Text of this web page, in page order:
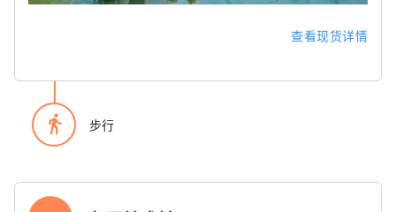
查看现货详情
directions_walk 步行